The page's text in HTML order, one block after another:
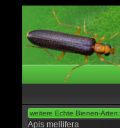
weitere Echte Bienen-Arten:
Apis mellifera